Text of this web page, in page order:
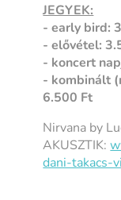
JEGYEK:
- early bird:
- elővétel:
- koncert
- kombinált
6.500 Ft
Nirvana by
AKUSZTIK:
dani-takacs-